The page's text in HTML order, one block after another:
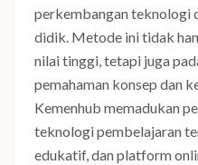
perkembangan teknologi
didik. Metode ini tidak
nilai tinggi, tetapi juga
pemahaman konsep dan
Kemenhub memadukan
teknologi pembelajaran
edukatif, dan platform